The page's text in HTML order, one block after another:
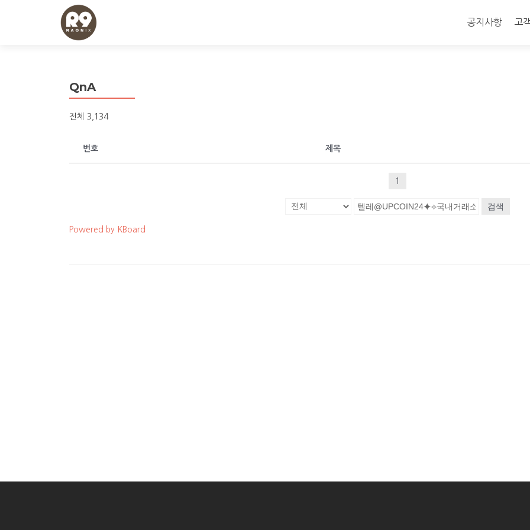
텐
공지사항 고
QnA
전체 3,134
번호 제목
1
검색
Powered by KBoard